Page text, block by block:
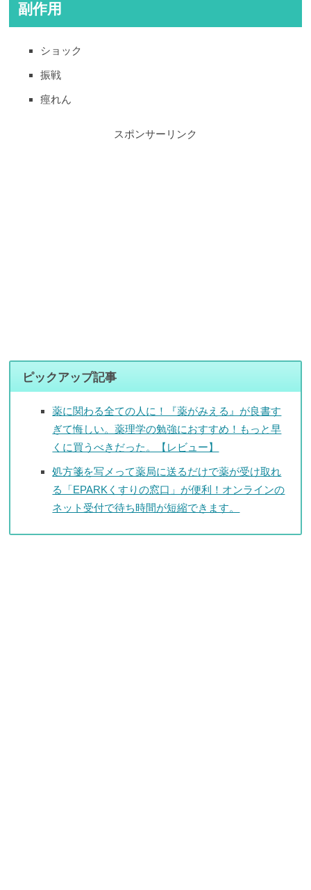
副作用
ショック
振戦
痙れん
スポンサーリンク
ピックアップ記事
薬に関わる全ての人に！『薬がみえる』が良書す
ぎて悔しい。薬理学の勉強におすすめ！もっと早
くに買うべきだった。【レビュー】
処方箋を写メって薬局に送るだけで薬が受け取れ
る「EPARKくすりの窓口」が便利！オンラインの
ネット受付で待ち時間が短縮できます。